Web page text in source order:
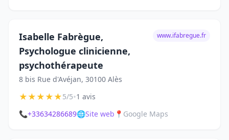
Isabelle Fabrègue,
Psychologue clinicienne,
psychothérapeute
8 bis Rue d'Avéjan, 30100 Alès
www.ifabregue.fr
★★★★★5/5•1 avis
📞+33634286689🌐Site web 📍 Google Maps